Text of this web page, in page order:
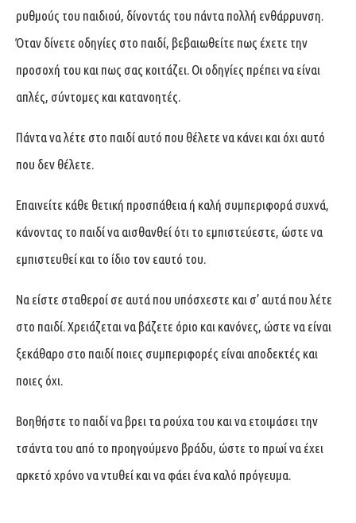
ρυθμούς του παιδιού, δίνοντάς του πάντα πολλή ενθάρρυνση.
Όταν δίνετε οδηγίες στο παιδί, βεβαιωθείτε πως έχετε την
προσοχή του και πως σας κοιτάζει. Οι οδηγίες πρέπει να είναι
απλές, σύντομες και κατανοητές.
Πάντα να λέτε στο παιδί αυτό που θέλετε να κάνει και όχι αυτό
που δεν θέλετε.
Επαινείτε κάθε θετική προσπάθεια ή καλή συμπεριφορά συχνά,
κάνοντας το παιδί να αισθανθεί ότι το εμπιστεύεστε, ώστε να
εμπιστευθεί και το ίδιο τον εαυτό του.
Να είστε σταθεροί σε αυτά που υπόσχεστε και σ’ αυτά που λέτε
στο παιδί. Χρειάζεται να βάζετε όριο και κανόνες, ώστε να είναι
ξεκάθαρο στο παιδί ποιες συμπεριφορές είναι αποδεκτές και
ποιες όχι.
Βοηθήστε το παιδί να βρει τα ρούχα του και να ετοιμάσει την
τσάντα του από το προηγούμενο βράδυ, ώστε το πρωί να έχει
αρκετό χρόνο να ντυθεί και να φάει ένα καλό πρόγευμα.